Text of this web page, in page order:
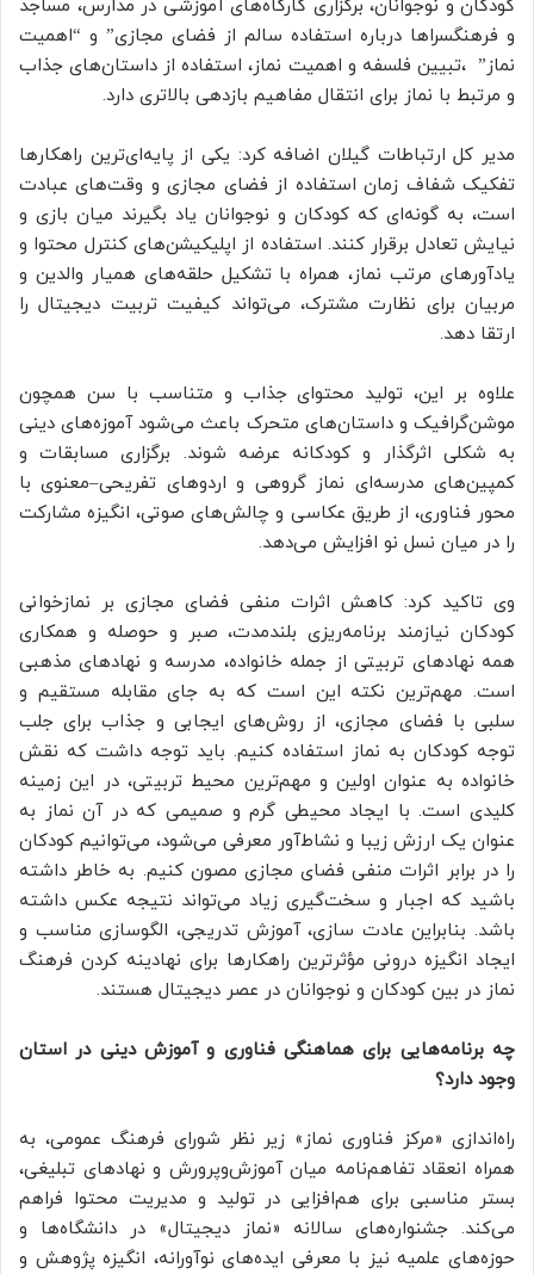
کودکان و نوجوانان، برگزاری کارگاه‌های آموزشی در مدارس، مساجد
و فرهنگسراها درباره استفاده سالم از فضای مجازی” و “اهمیت
نماز” ،تبیین فلسفه و اهمیت نماز، استفاده از داستان‌های جذاب
و مرتبط با نماز برای انتقال مفاهیم بازدهی بالاتری دارد.
مدیر کل ارتباطات گیلان اضافه کرد: یکی از پایه‌ای‌ترین راهکارها
تفکیک شفاف زمان استفاده از فضای مجازی و وقت‌های عبادت
است، به گونه‌ای که کودکان و نوجوانان یاد بگیرند میان بازی و
نیایش تعادل برقرار کنند. استفاده از اپلیکیشن‌های کنترل محتوا و
یادآورهای مرتب نماز، همراه با تشکیل حلقه‌های همیار والدین و
مربیان برای نظارت مشترک، می‌تواند کیفیت تربیت دیجیتال را
ارتقا دهد.
علاوه بر این، تولید محتوای جذاب و متناسب با سن همچون
موشن‌گرافیک و داستان‌های متحرک باعث می‌شود آموزه‌های دینی
به شکلی اثرگذار و کودکانه عرضه شوند. برگزاری مسابقات و
کمپین‌های مدرسه‌ای نماز گروهی و اردوهای تفریحی–معنوی با
محور فناوری، از طریق عکاسی و چالش‌های صوتی، انگیزه مشارکت
را در میان نسل نو افزایش می‌دهد.
وی تاکید کرد: کاهش اثرات منفی فضای مجازی بر نمازخوانی
کودکان نیازمند برنامه‌ریزی بلندمدت، صبر و حوصله و همکاری
همه نهادهای تربیتی از جمله خانواده، مدرسه و نهادهای مذهبی
است. مهم‌ترین نکته این است که به جای مقابله مستقیم و
سلبی با فضای مجازی، از روش‌های ایجابی و جذاب برای جلب
توجه کودکان به نماز استفاده کنیم. باید توجه داشت که نقش
خانواده به عنوان اولین و مهم‌ترین محیط تربیتی، در این زمینه
کلیدی است. با ایجاد محیطی گرم و صمیمی که در آن نماز به
عنوان یک ارزش زیبا و نشاط‌آور معرفی می‌شود، می‌توانیم کودکان
را در برابر اثرات منفی فضای مجازی مصون کنیم. به خاطر داشته
باشید که اجبار و سخت‌گیری زیاد می‌تواند نتیجه عکس داشته
باشد. بنابراین عادت سازی، آموزش تدریجی، الگوسازی مناسب و
ایجاد انگیزه درونی مؤثرترین راهکارها برای نهادینه کردن فرهنگ
نماز در بین کودکان و نوجوانان در عصر دیجیتال هستند.
چه برنامه‌هایی برای هماهنگی فناوری و آموزش دینی در استان
وجود دارد؟
راه‌اندازی «مرکز فناوری نماز» زیر نظر شورای فرهنگ عمومی، به
همراه انعقاد تفاهم‌نامه میان آموزش‌وپرورش و نهادهای تبلیغی،
بستر مناسبی برای هم‌افزایی در تولید و مدیریت محتوا فراهم
می‌کند. جشنواره‌های سالانه «نماز دیجیتال» در دانشگاه‌ها و
حوزه‌های علمیه نیز با معرفی ایده‌های نوآورانه، انگیزه پژوهش و